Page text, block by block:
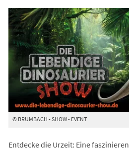
© BRUMBACH - SHOW - EVENT
Entdecke die Urzeit: Eine